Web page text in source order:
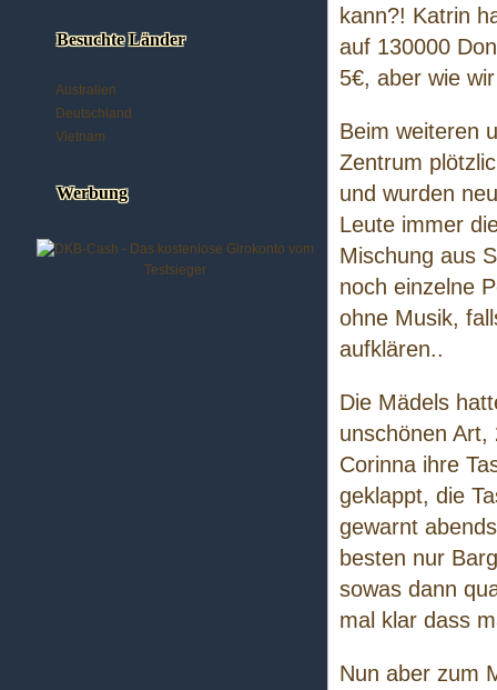
kann?! Katrin
auf 130000
5€, aber wie
Beim weiteren
Zentrum
und wurden
Leute immer
Mischung aus
noch einzelne
ohne Musik,
aufklären..
Die Mädels
unschönen Art,
Corinna ihre
geklappt, die
gewarnt
besten nur
sowas dann
mal klar dass
Nun aber zum
Besuchte Länder
Australien
Deutschland
Vietnam
Werbung